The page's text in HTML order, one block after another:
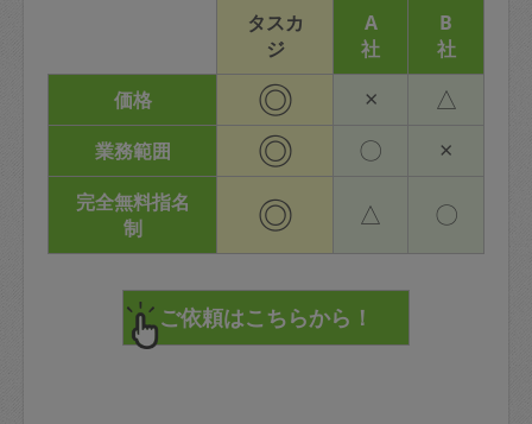
タスカ
ジ
A
社
B
社
価格
◎ × △
業務範囲 ◎ 〇 ×
完全無料指名
制
◎ △ 〇